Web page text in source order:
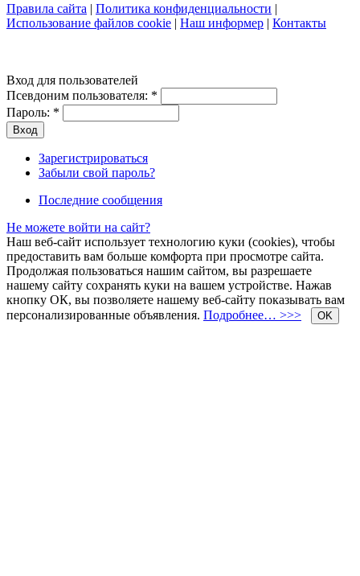
Правила сайта | Политика конфиденциальности |
Использование файлов cookie | Наш информер | Контакты
Вход для пользователей
Псевдоним пользователя: *
Пароль: *
Зарегистрироваться
Забыли свой пароль?
Последние сообщения
Не можете войти на сайт?
Наш веб-сайт использует технологию куки (cookies), чтобы
предоставить вам больше комфорта при просмотре сайта.
Продолжая пользоваться нашим сайтом, вы разрешаете
нашему сайту сохранять куки на вашем устройстве. Нажав
кнопку ОК, вы позволяете нашему веб-сайту показывать вам
персонализированные объявления. Подробнее… >>> OK